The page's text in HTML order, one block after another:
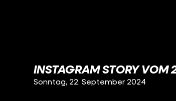
INSTAGRAM STORY VOM
Sonntag, 22. September 2024